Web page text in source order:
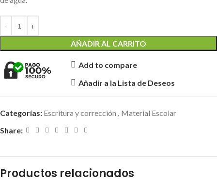
AÑADIR AL CARRITO
Add to compare
Añadir a la Lista de Deseos
Categorías: Escritura y corrección , Material Escolar
Share:
Productos relacionados